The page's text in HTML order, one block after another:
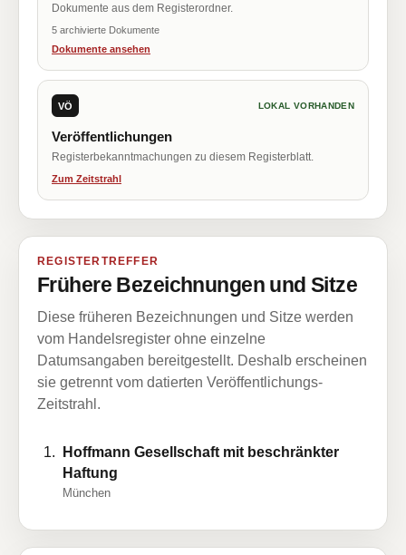
Dokumente aus dem Registerordner.
5 archivierte Dokumente
Dokumente ansehen
VÖ LOKAL VORHANDEN
Veröffentlichungen
Registerbekanntmachungen zu diesem Registerblatt.
Zum Zeitstrahl
REGISTERTREFFER
Frühere Bezeichnungen und Sitze
Diese früheren Bezeichnungen und Sitze werden
vom Handelsregister ohne einzelne
Datumsangaben bereitgestellt. Deshalb erscheinen
sie getrennt vom datierten Veröffentlichungs-
Zeitstrahl.
Hoffmann Gesellschaft mit beschränkter
Haftung
München